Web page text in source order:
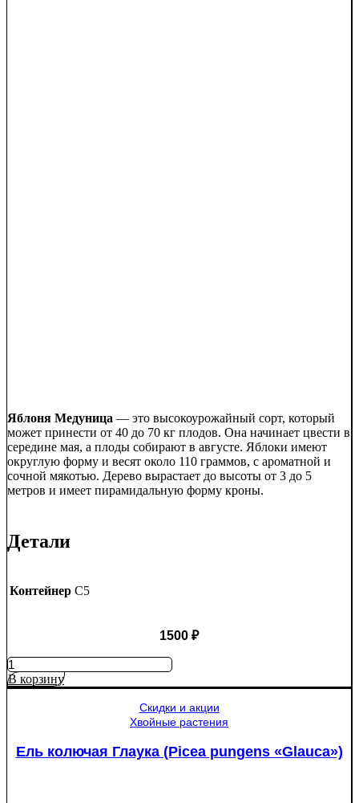
Яблоня Медуница — это высокоурожайный сорт, который
может принести от 40 до 70 кг плодов. Она начинает цвести в
середине мая, а плоды собирают в августе. Яблоки имеют
округлую форму и весят около 110 граммов, с ароматной и
сочной мякотью. Дерево вырастает до высоты от 3 до 5
метров и имеет пирамидальную форму кроны.
Детали
Контейнер C5
1500 ₽
Количество
товара
Яблоня
В корзину
Скидки и акции
Хвойные растения
Ель колючая Глаука (Picea pungens «Glauca»)